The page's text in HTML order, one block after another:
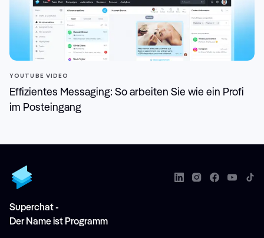
YOUTUBE VIDEO
Effizientes Messaging: So arbeiten Sie wie ein Profi
im Posteingang
Superchat -
Der Name ist Programm